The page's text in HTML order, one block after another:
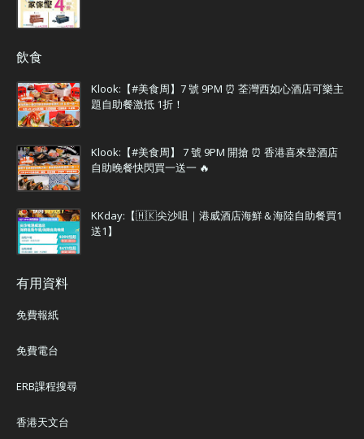
飲食
Klook:【#美食周】7 號 9PM ⏰ 荃灣西如心酒店可樂主
題自助餐激抵 1折！
Klook:【#美食周】 7 號 9PM 開搶 ⏰ 香港喜來登酒店
自助晚餐快閃買一送一 🔥
KKday:【🇭🇰尖沙咀｜港威酒店海鮮＆海陸自助餐買1
送1】
有用資料
免費報紙
免費電台
ERB課程搜尋
香港天文台